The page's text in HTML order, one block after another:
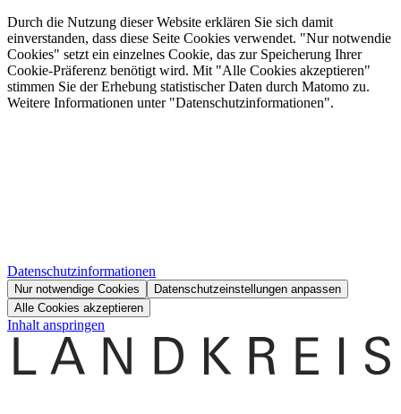
Durch die Nutzung dieser Website erklären Sie sich damit
einverstanden, dass diese Seite Cookies verwendet. "Nur notwendie
Cookies" setzt ein einzelnes Cookie, das zur Speicherung Ihrer
Cookie-Präferenz benötigt wird. Mit "Alle Cookies akzeptieren"
stimmen Sie der Erhebung statistischer Daten durch Matomo zu.
Weitere Informationen unter "Datenschutzinformationen".
Datenschutzinformationen
Nur notwendige Cookies
Datenschutzeinstellungen anpassen
Alle Cookies akzeptieren
Inhalt anspringen